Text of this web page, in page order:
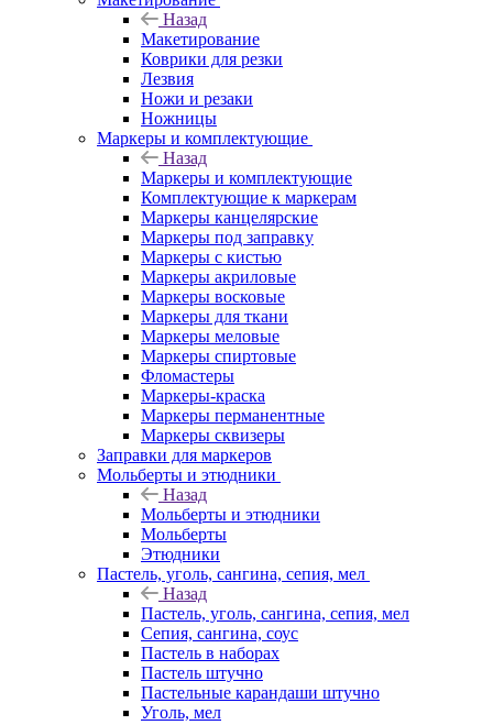
Назад
Макетирование
Коврики для резки
Лезвия
Ножи и резаки
Ножницы
Маркеры и комплектующие
Назад
Маркеры и комплектующие
Комплектующие к маркерам
Маркеры канцелярские
Маркеры под заправку
Маркеры с кистью
Маркеры акриловые
Маркеры восковые
Маркеры для ткани
Маркеры меловые
Маркеры спиртовые
Фломастеры
Маркеры-краска
Маркеры перманентные
Маркеры сквизеры
Заправки для маркеров
Мольберты и этюдники
Назад
Мольберты и этюдники
Мольберты
Этюдники
Пастель, уголь, сангина, сепия, мел
Назад
Пастель, уголь, сангина, сепия, мел
Сепия, сангина, соус
Пастель в наборах
Пастель штучно
Пастельные карандаши штучно
Уголь, мел